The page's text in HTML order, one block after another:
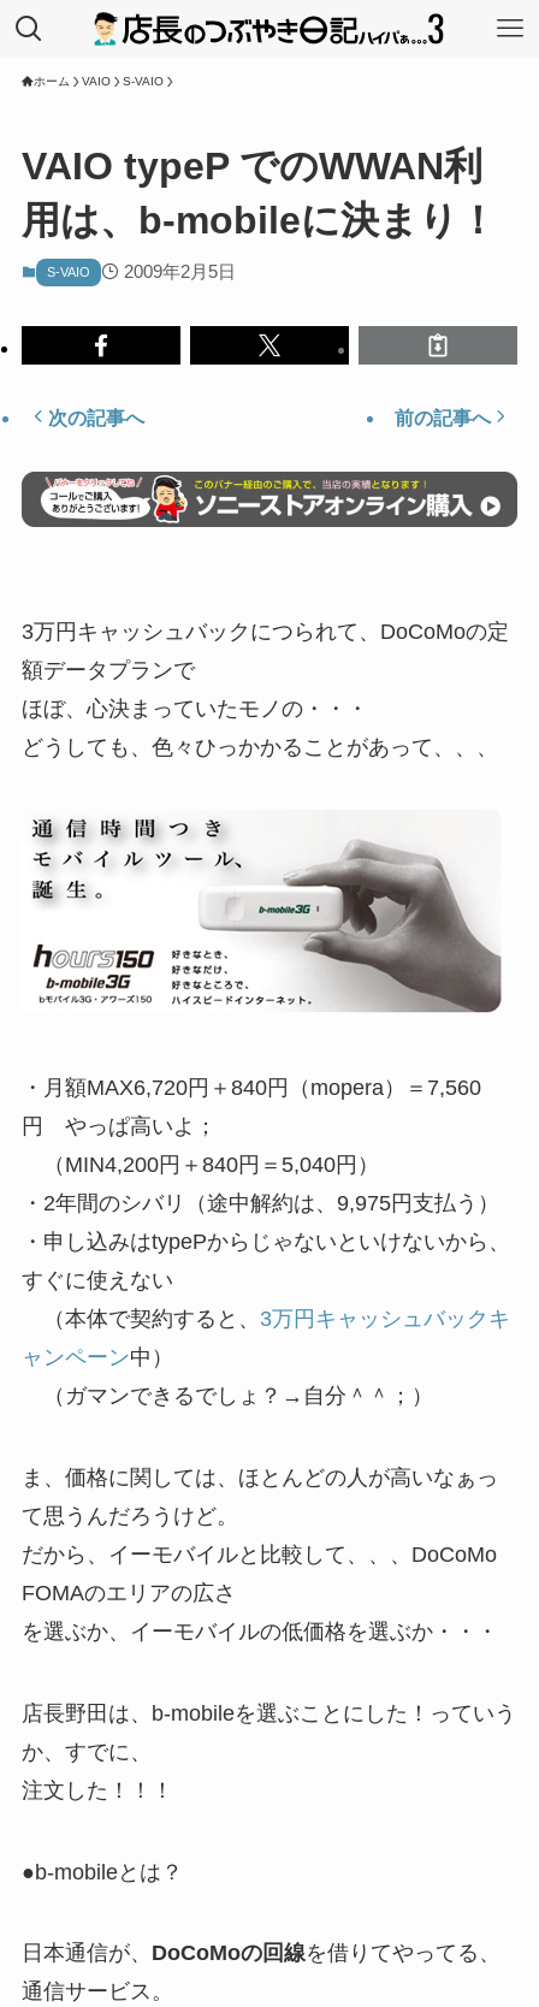
ホーム VAIO S-VAIO
VAIO typeP でのWWAN利
用は、b-mobileに決まり！
S-VAIO 2009年2月5日
次の記事へ 前の記事へ
3万円キャッシュバックにつられて、DoCoMoの定
額データプランで
ほぼ、心決まっていたモノの・・・
どうしても、色々ひっかかることがあって、、、
・月額MAX6,720円＋840円（mopera）＝7,560
円 やっぱ高いよ；
（MIN4,200円＋840円＝5,040円）
・2年間のシバリ（途中解約は、9,975円支払う）
・申し込みはtypePからじゃないといけないから、
すぐに使えない
（本体で契約すると、 3万円キャッシュバックキ
ャンペーン中）
（ガマンできるでしょ？→自分＾＾；）
ま、価格に関しては、ほとんどの人が高いなぁっ
て思うんだろうけど。
だから、イーモバイルと比較して、、、DoCoMo
FOMAのエリアの広さ
を選ぶか、イーモバイルの低価格を選ぶか・・・
店長野田は、b-mobileを選ぶことにした！っていう
か、すでに、
注文した！！！
●b-mobileとは？
日本通信が、 DoCoMoの回線を借りてやってる、
通信サービス。